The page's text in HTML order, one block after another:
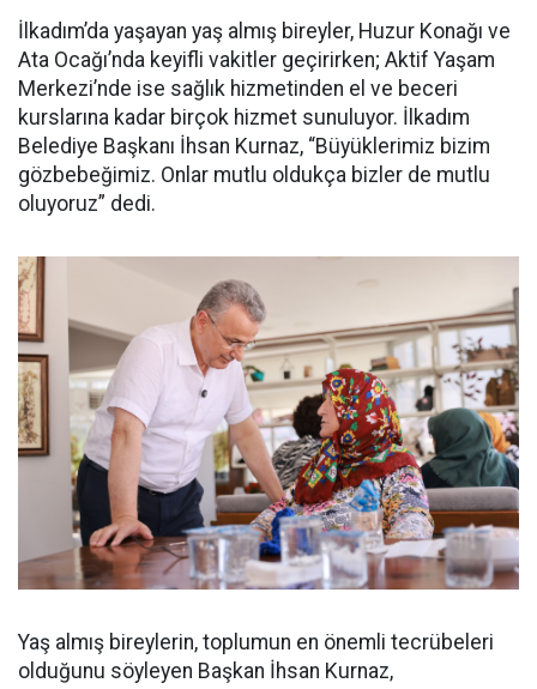
İlkadım’da yaşayan yaş almış bireyler, Huzur Konağı ve
Ata Ocağı’nda keyifli vakitler geçirirken; Aktif Yaşam
Merkezi’nde ise sağlık hizmetinden el ve beceri
kurslarına kadar birçok hizmet sunuluyor. İlkadım
Belediye Başkanı İhsan Kurnaz, “Büyüklerimiz bizim
gözbebeğimiz. Onlar mutlu oldukça bizler de mutlu
oluyoruz” dedi.
Yaş almış bireylerin, toplumun en önemli tecrübeleri
olduğunu söyleyen Başkan İhsan Kurnaz,